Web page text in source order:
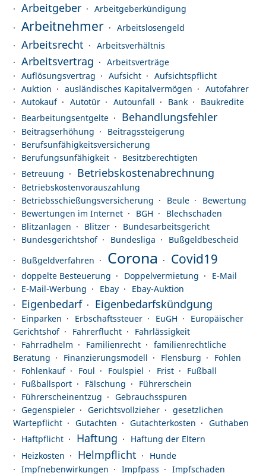
Arbeitgeber Arbeitgeberkündigung
Arbeitnehmer Arbeitslosengeld
Arbeitsrecht Arbeitsverhältnis
Arbeitsvertrag
Arbeitsverträge
Auflösungsvertrag
Aufsicht
Aufsichtspflicht
Auktion
ausländisches Kapitalvermögen
Autofahrer
Autokauf
Autotür Autounfall Bank
Baukredite
Bearbeitungsentgelte
Behandlungsfehler
Beitragserhöhung
Beitragssteigerung
Berufsunfähigkeitsversicherung
Berufungsunfähigkeit
Besitzberechtigten
Betreuung
Betriebskostenabrechnung
Betriebskostenvorauszahlung
Betriebsschießungsversicherung
Beule
Bewertung
Bewertungen im Internet
BGH
Blechschaden
Blitzanlagen
Blitzer
Bundesarbeitsgericht
Bundesgerichtshof
Bundesliga
Bußgeldbescheid
Bußgeldverfahren
Corona Covid19
doppelte Besteuerung Doppelvermietung
E-Mail
E-Mail-Werbung
Ebay Ebay-Auktion
Eigenbedarf Eigenbedarfskündgung
Einparken Erbschaftssteuer EuGH
Europäischer
Gerichtshof
Fahrerflucht
Fahrlässigkeit
Fahrradhelm
Familienrecht
familienrechtliche
Beratung
Finanzierungsmodell Flensburg
Fohlen
Fohlenkauf
Foul Foulspiel Frist
Fußball
Fußballsport
Fälschung
Führerschein
Führerscheinentzug
Gebrauchsspuren
Gegenspieler
Gerichtsvollzieher
gesetzlichen
Wartepflicht
Gutachten Gutachterkosten
Guthaben
Haftpflicht
Haftung
Haftung der Eltern
Heizkosten
Helmpflicht
Hunde
Impfnebenwirkungen
Impfpass Impfschaden